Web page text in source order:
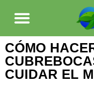
CÓMO
CUIDAR EL